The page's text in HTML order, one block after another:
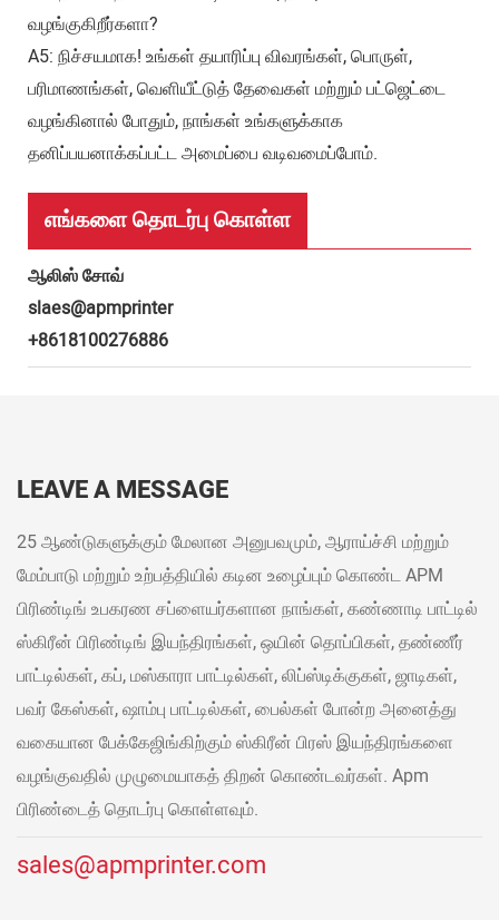
வழங்குகிறீர்களா?
A5: நிச்சயமாக! உங்கள் தயாரிப்பு விவரங்கள், பொருள்,
பரிமாணங்கள், வெளியீட்டுத் தேவைகள் மற்றும் பட்ஜெட்டை
வழங்கினால் போதும், நாங்கள் உங்களுக்காக
தனிப்பயனாக்கப்பட்ட அமைப்பை வடிவமைப்போம்.
எங்களை தொடர்பு கொள்ள
ஆலிஸ் சோவ்
slaes@apmprinter
+8618100276886
LEAVE A MESSAGE
25 ஆண்டுகளுக்கும் மேலான அனுபவமும், ஆராய்ச்சி மற்றும்
மேம்பாடு மற்றும் உற்பத்தியில் கடின உழைப்பும் கொண்ட APM
பிரிண்டிங் உபகரண சப்ளையர்களான நாங்கள், கண்ணாடி பாட்டில்
ஸ்கிரீன் பிரிண்டிங் இயந்திரங்கள், ஒயின் தொப்பிகள், தண்ணீர்
பாட்டில்கள், கப், மஸ்காரா பாட்டில்கள், லிப்ஸ்டிக்குகள், ஜாடிகள்,
பவர் கேஸ்கள், ஷாம்பு பாட்டில்கள், பைல்கள் போன்ற அனைத்து
வகையான பேக்கேஜிங்கிற்கும் ஸ்கிரீன் பிரஸ் இயந்திரங்களை
வழங்குவதில் முழுமையாகத் திறன் கொண்டவர்கள். Apm
பிரிண்டைத் தொடர்பு கொள்ளவும்.
sales@apmprinter.com